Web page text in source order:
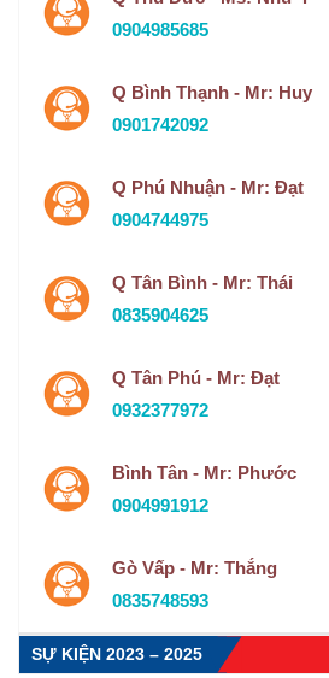
0904985685
Q Bình Thạnh - Mr: Huy
0901742092
Q Phú Nhuận - Mr: Đạt
0904744975
Q Tân Bình - Mr: Thái
0835904625
Q Tân Phú - Mr: Đạt
0932377972
Bình Tân - Mr: Phước
0904991912
Gò Vấp - Mr: Thắng
0835748593
SỰ KIỆN 2023 – 2025